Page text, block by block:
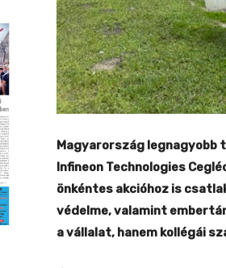
Magyarország
Infineon Technologies
önkéntes akcióhoz is
védelme, valamint
a vállalat, hanem kollégái